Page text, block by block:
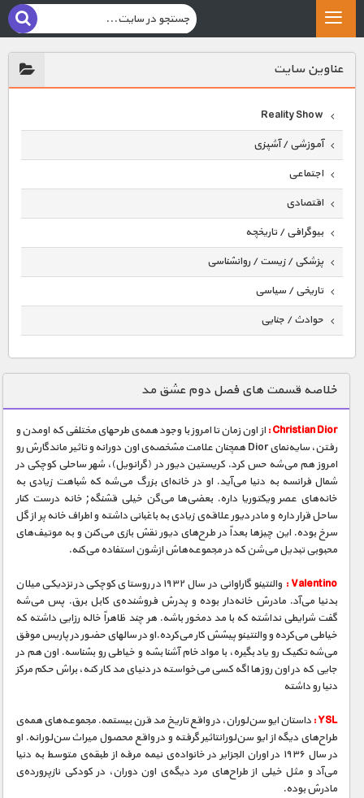
عناوين سايت
Reality Show
آموزشی / آشپزی
اجتماعی
اقتصادی
بیوگرافی / تاریخچه
پزشکی / زیست / روانشناسی
تاریخی / سیاسی
حوادث / جنایی
دنیای خوراکی ها
زمین شناسی / محیط زیست
سازه/ معماری/ مهندسی
سرگرمی
شناخت کودکان
طبیعت
علم و فناوری
فرهنگ / هنر
کیهان / نجوم
گردشگری
ماورایی
مستند های اختصاصی
خلاصه قسمت های فصل دوم عشق مد
Christian Dior : از اون زمان تا امروز با وجود همه‌ی طرحهای مختلفی که اومدن و
رفتن، سایه‌نمای Dior همچنان علامت مشخصه‌ی اون دورانه و تاثیر ماندگارش رو
امروز هم می‌شه حس کرد. کریستین دیور در (گرانویل)، شهر ساحلی کوچکی در
شمال فرانسه به دنیا می‌آید. او در خانه‌ای بزرگ می‌شه که شباهت زیادی به
خانه‌های عصر ویکتوریا داره. بعضی‌ها می‌گن خیلی قشنگه; خانه درست کنار
ساحل قرار داره و مادر دیور علاقه‌ی زیادی به باغبانی داشته و اطراف خانه پر از گل
سرخ بوده. این چیزها بعداً در طرح‌های دیور نقش بازی می‌کنن و به موتیف‌های
محبوبی تبدیل می‌شن که در مجموعه‌هاش ازشون استفاده می‌کنه.
Valentino :
والنتینو گاراوانی در سال ۱۹۳۲ در روستای کوچکی در نزدیکی میلان
بدنیا می‌آد. مادرش خانه‌دار بوده و پدرش فروشنده‌ی کابل برق. پس می‌شه
گفت شرایطی نداشته که با مد دمخور باشه. هر چند ظاهراً خاله رزایی داشته که
خیاطی می‌کرده و والنتینو پیشش کار می‌کرده.او در سالهای حضور در پاریس موفق
می‌شه تکنیک رو یاد بگیره، با مواد خام آشنا بشه و خیاطی رو بشناسه. اون هم در
جایی که در اون روزها اگه کسی می‌خواسته در دنیای مد کار کنه، براش حکم مرکز
دنیا رو داشته
YSL : داستان ایو سن‌لوران، در واقع تاریخ مد قرن بیستمه. مجموعه‌های همه‌ی
طراح‌های دیگه از ایو سن‌لورانتاثیر گرفته و در واقع محصول میراث سن‌لورانه. او
در سال ۱۹۳۶ در اوران الجزایر در خانواده‌ی نیمه مرفه از طبقه‌ی متوسط به دنیا
می‌آد و مثل خیلی از طراح‌های مرد دیگه‌ی اون دوران، در کودکی نازپرورده‌ی
مادرش بوده.